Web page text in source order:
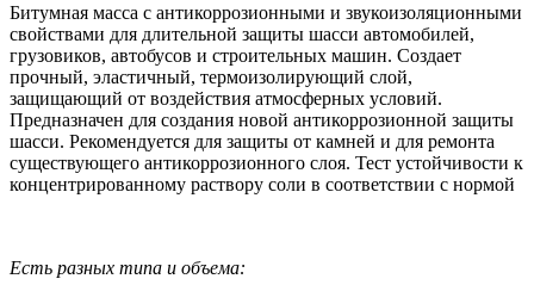
Битумная масса с антикоррозионными и звукоизоляционными
свойствами для длительной защиты шасси автомобилей,
грузовиков, автобусов и строительных машин. Создает
прочный, эластичный, термоизолирующий слой,
защищающий от воздействия атмосферных условий.
Предназначен для создания новой антикоррозионной защиты
шасси. Рекомендуется для защиты от камней и для ремонта
существующего антикоррозионного слоя. Тест устойчивости к
концентрированному раствору соли в соответствии с нормой
Есть разных типа и объема: